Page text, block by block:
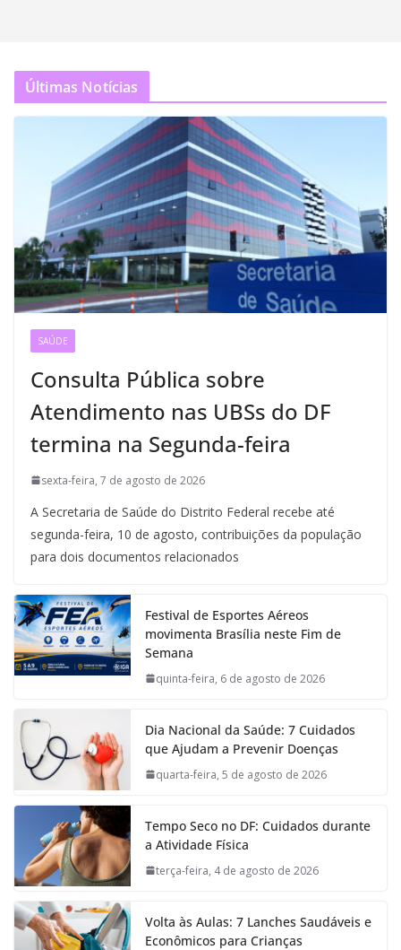
Últimas Notícias
SAÚDE
Consulta Pública sobre
Atendimento nas UBSs do DF
termina na Segunda-feira
sexta-feira, 7 de agosto de 2026
A Secretaria de Saúde do Distrito Federal recebe até
segunda-feira, 10 de agosto, contribuições da população
para dois documentos relacionados
Festival de Esportes Aéreos
movimenta Brasília neste Fim de
Semana
quinta-feira, 6 de agosto de 2026
Dia Nacional da Saúde: 7 Cuidados
que Ajudam a Prevenir Doenças
quarta-feira, 5 de agosto de 2026
Tempo Seco no DF: Cuidados durante
a Atividade Física
terça-feira, 4 de agosto de 2026
Volta às Aulas: 7 Lanches Saudáveis e
Econômicos para Crianças